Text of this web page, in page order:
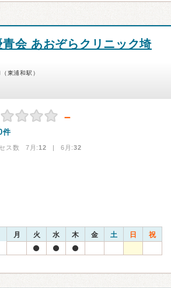
青会 あおぞらクリニック埼
東浦和駅）
－
件
ス数 7月:12 | 6月:32
月 火 水 木 金 土 日 祝